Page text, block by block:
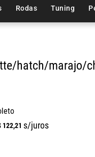
Rodas Tuning
hatch/marajo/
122,21 s/juros